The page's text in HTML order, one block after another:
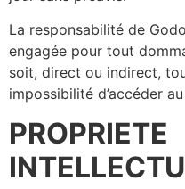
La responsabilité de
engagée pour tout
soit, direct ou indirect,
impossibilité d’accéder
PROPRIETE